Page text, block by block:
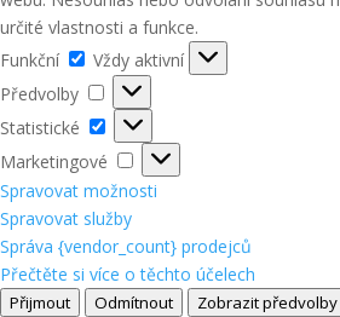
určité vlastnosti a funkce.
Funkční
Funkční
Vždy aktivní
Předvolby
Předvolby
Statistické
Statistické
Marketingové
Marketingové
Spravovat možnosti
Spravovat služby
Správa {vendor_count} prodejců
Přečtěte si více o těchto účelech
Přijmout Odmítnout Zobrazit předvolby